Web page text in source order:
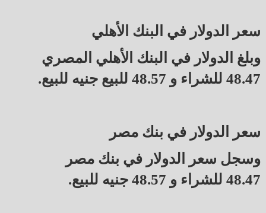
سعر الدولار في البنك الأهلي
وبلغ الدولار في البنك الأهلي المصري
48.47 للشراء و 48.57 للبيع جنيه للبيع.
سعر الدولار في بنك مصر
وسجل سعر الدولار في بنك مصر
48.47 للشراء و 48.57 جنيه للبيع.